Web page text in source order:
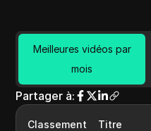
Meilleures vidéos par
mois
Partager à:
Classement Titre